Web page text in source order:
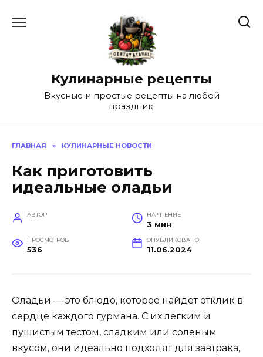
Кулинарные рецепты
Вкусные и простые рецепты на любой
праздник.
ГЛАВНАЯ » КУЛИНАРНЫЕ НОВОСТИ
Как приготовить
идеальные оладьи
АВТОР НА ЧТЕНИЕ
3 мин
ПРОСМОТРОВ
536
ОПУБЛИКОВАНО
11.06.2024
Оладьи — это блюдо, которое найдет отклик в
сердце каждого гурмана. С их легким и
пушистым тестом, сладким или соленым
вкусом, они идеально подходят для завтрака,